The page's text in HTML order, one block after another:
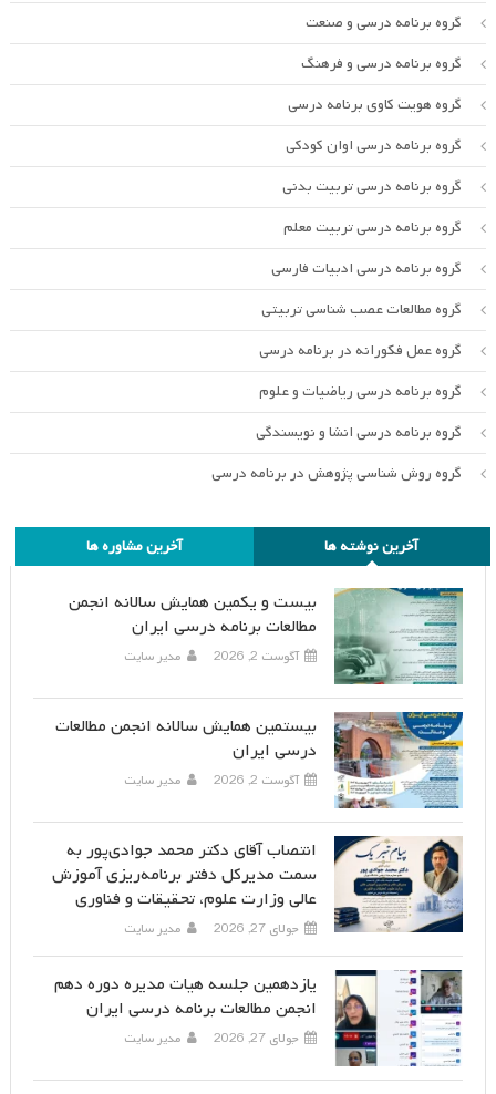
گروه برنامه درسی و صنعت
گروه برنامه درسی و فرهنگ
گروه هویت کاوی برنامه درسی
گروه برنامه درسی اوان کودکی
گروه برنامه درسی تربیت بدنی
گروه برنامه درسی تربیت معلم
گروه برنامه درسی ادبیات فارسی
گروه مطالعات عصب شناسی تربیتی
گروه عمل فکورانه در برنامه درسی
گروه برنامه درسی ریاضیات و علوم
گروه برنامه درسی انشا و نویسندگی
گروه روش شناسی پژوهش در برنامه درسی
آخرین نوشته ها آخرین مشاوره ها
بیست و یکمین همایش سالانه انجمن
مطالعات برنامه درسی ایران
آگوست 2, 2026 مدیر سایت
بیستمین همایش سالانه انجمن مطالعات
درسی ایران
آگوست 2, 2026 مدیر سایت
انتصاب آقای دکتر محمد جوادی‌پور به
سمت مدیرکل دفتر برنامه‌ریزی آموزش
عالی وزارت علوم، تحقیقات و فناوری
جولای 27, 2026 مدیر سایت
یازدهمین جلسه هیات مدیره دوره دهم
انجمن مطالعات برنامه درسی ایران
جولای 27, 2026 مدیر سایت